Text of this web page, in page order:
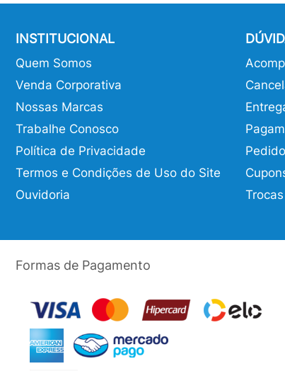
INSTITUCIONAL
Quem Somos
Venda Corporativa
Nossas Marcas
Trabalhe Conosco
Política de Privacidade
Termos e Condições de Uso do Site
Ouvidoria
Formas de Pagamento